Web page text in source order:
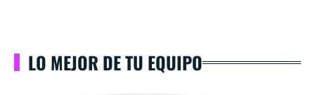
LO MEJOR DE TU EQUIPO